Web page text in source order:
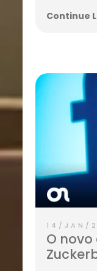
Continue
14/JAN/
O